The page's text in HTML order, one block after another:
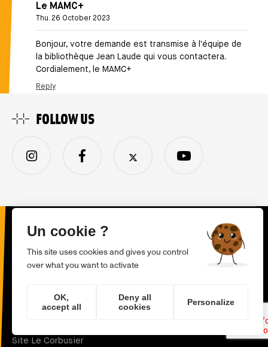
Le MAMC+
Thu. 26 October 2023
In
reply
to
Bonjour,
Le
de…
Jean
Paul
Morin
Bonjour, votre demande est transmise à l'équipe de
la bibliothèque Jean Laude qui vous contactera.
Cordialement, le MAMC+
Reply
Also visit
La Cité du design
Puits Couriot/Parc-Musée de la Mine
Site Le Corbusier
FOLLOW US
Un cookie ?
This site uses cookies and gives you control
over what you want to activate
OK,
accept all
Deny all
cookies
Personalize